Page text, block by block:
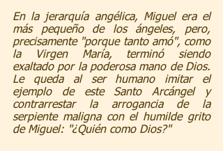
En la jerarquía angélica, Miguel era el
más pequeño de los ángeles, pero,
precisamente "porque tanto amó", como
la Virgen María, terminó siendo
exaltado por la poderosa mano de Dios.
Le queda al ser humano imitar el
ejemplo de este Santo Arcángel y
contrarrestar la arrogancia de la
serpiente maligna con el humilde grito
de Miguel: "¿Quién como Dios?"